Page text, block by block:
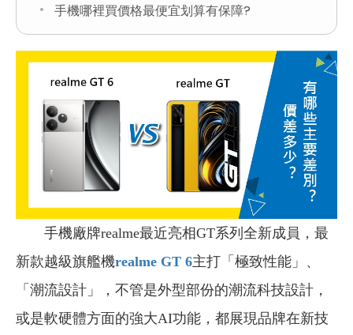
手機哪裡買價格最便宜划算有保障?
手機廠牌realme最近亮相GT系列全新成員，最
新款越級旗艦機realme GT 6主打「極致性能」、
「潮流設計」，不管是外型部份的潮流科技設計，
或是軟硬體方面的強大AI功能，都展現品牌在新技